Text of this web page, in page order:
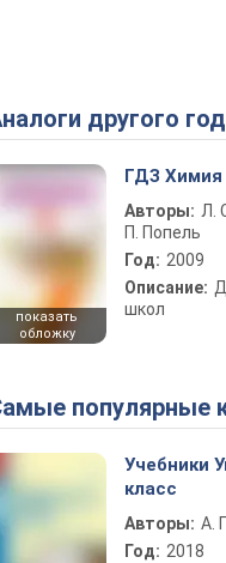
Аналоги другого
показать
обложку
ГДЗ Химия
Авторы: Л.
П. Попель
Год: 2009
Описание:
школ
Самые популярные
Учебники
класс
Авторы: А.
Год: 2018